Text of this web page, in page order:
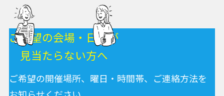
ご希望の会場・日程が
見当たらない方へ
ご希望の開催場所、曜日・時間帯、ご連絡方法を